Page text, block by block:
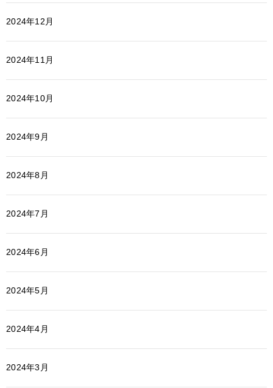
2024年12月
2024年11月
2024年10月
2024年9月
2024年8月
2024年7月
2024年6月
2024年5月
2024年4月
2024年3月